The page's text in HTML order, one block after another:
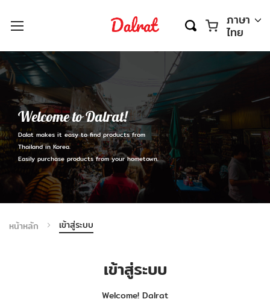
ตะกร้าภาษา
ไทย
Welcome to Dalrat!
Dalat makes it easy to find products from
Thailand in Korea.
Easily purchase products from your hometown.
หน้าหลัก เข้าสู่ระบบ
เข้าสู่ระบบ
Welcome! Dalrat